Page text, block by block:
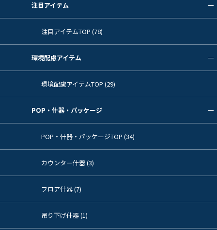
注目アイテム
注目アイテムTOP (78)
環境配慮アイテム
環境配慮アイテムTOP (29)
POP・什器・パッケージ
POP・什器・パッケージTOP (34)
カウンター什器 (3)
フロア什器 (7)
吊り下げ什器 (1)